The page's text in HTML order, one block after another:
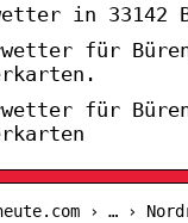
in 33142
für
für
› … ›